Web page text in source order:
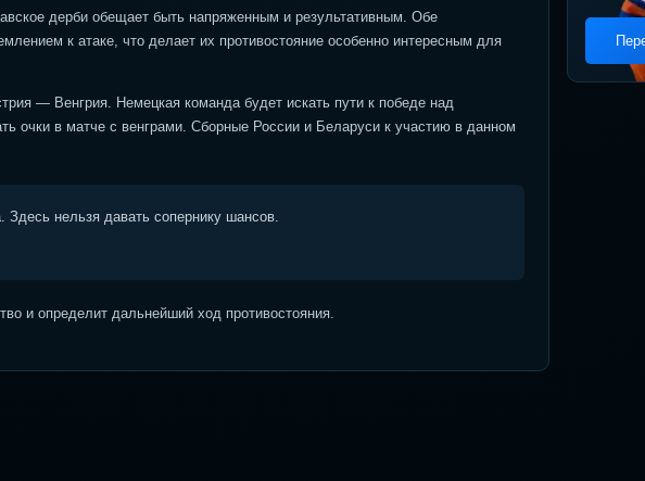
дерби обещает быть напряженным и результативным. Обе
к атаке, что делает их противостояние особенно интересным для
— Венгрия. Немецкая команда будет искать пути к победе над
очки в матче с венграми. Сборные России и Беларуси к участию в данном
Здесь нельзя давать сопернику шансов.
и определит дальнейший ход противостояния.